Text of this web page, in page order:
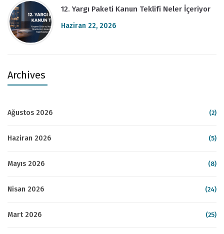
12. Yargı Paketi Kanun Teklifi Neler İçeriyor
Haziran 22, 2026
Archives
Ağustos 2026 (2)
Haziran 2026 (5)
Mayıs 2026 (8)
Nisan 2026 (24)
Mart 2026 (25)